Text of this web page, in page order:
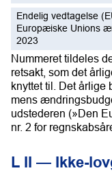
Endelig vedtagelse
Europæiske Unions
2023
Nummeret tildeles
retsakt, som det
knyttet til. Det årlige
mens
udstederen (»Den
nr. 2 for
L II — Ikke-